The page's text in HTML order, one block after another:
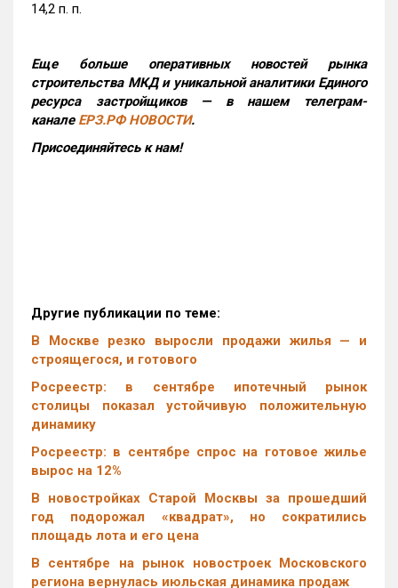
14,2 п. п.
Еще больше оперативных новостей рынка
строительства МКД и уникальной аналитики Единого
ресурса застройщиков — в нашем телеграм-
канале ЕРЗ.РФ НОВОСТИ.
Присоединяйтесь к нам!
Другие публикации по теме:
В Москве резко выросли продажи жилья — и
строящегося, и готового
Росреестр: в сентябре ипотечный рынок
столицы показал устойчивую положительную
динамику
Росреестр: в сентябре спрос на готовое жилье
вырос на 12%
В новостройках Старой Москвы за прошедший
год подорожал «квадрат», но сократились
площадь лота и его цена
В сентябре на рынок новостроек Московского
региона вернулась июльская динамика продаж